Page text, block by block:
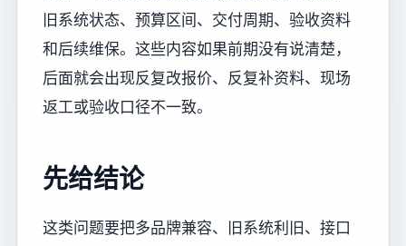
旧系统状态、预算区间、交付周期、验收资料
和后续维保。这些内容如果前期没有说清楚，
后面就会出现反复改报价、反复补资料、现场
返工或验收口径不一致。
先给结论
这类问题要把多品牌兼容、旧系统利旧、接口